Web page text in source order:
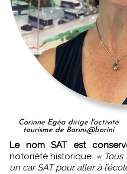
Corinne Egéa dirige l'activité
tourisme de Borini.@borini
Le nom SAT est
notoriété historique. « Tous
un car SAT pour aller à